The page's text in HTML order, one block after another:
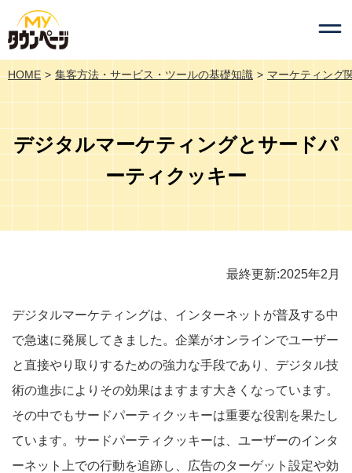
HOME 集客方法・サービス・ツールの基礎知識 マーケティング
デジタルマーケティングとサードパ
ーティクッキー
最終更新:2025年2月
デジタルマーケティングは、インターネットが普及する中
で急速に発展してきました。企業がオンラインでユーザー
と直接やり取りするための強力な手段であり、デジタル技
術の進歩によりその効果はますます大きくなっています。
その中でもサードパーティクッキーは重要な役割を果たし
ています。サードパーティクッキーは、ユーザーのインタ
ーネット上での行動を追跡し、広告のターゲット設定や効